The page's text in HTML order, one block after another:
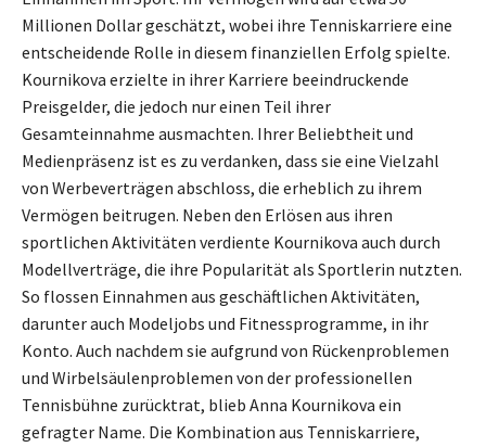
Millionen Dollar geschätzt, wobei ihre Tenniskarriere eine
entscheidende Rolle in diesem finanziellen Erfolg spielte.
Kournikova erzielte in ihrer Karriere beeindruckende
Preisgelder, die jedoch nur einen Teil ihrer
Gesamteinnahme ausmachten. Ihrer Beliebtheit und
Medienpräsenz ist es zu verdanken, dass sie eine Vielzahl
von Werbeverträgen abschloss, die erheblich zu ihrem
Vermögen beitrugen. Neben den Erlösen aus ihren
sportlichen Aktivitäten verdiente Kournikova auch durch
Modellverträge, die ihre Popularität als Sportlerin nutzten.
So flossen Einnahmen aus geschäftlichen Aktivitäten,
darunter auch Modeljobs und Fitnessprogramme, in ihr
Konto. Auch nachdem sie aufgrund von Rückenproblemen
und Wirbelsäulenproblemen von der professionellen
Tennisbühne zurücktrat, blieb Anna Kournikova ein
gefragter Name. Die Kombination aus Tenniskarriere,